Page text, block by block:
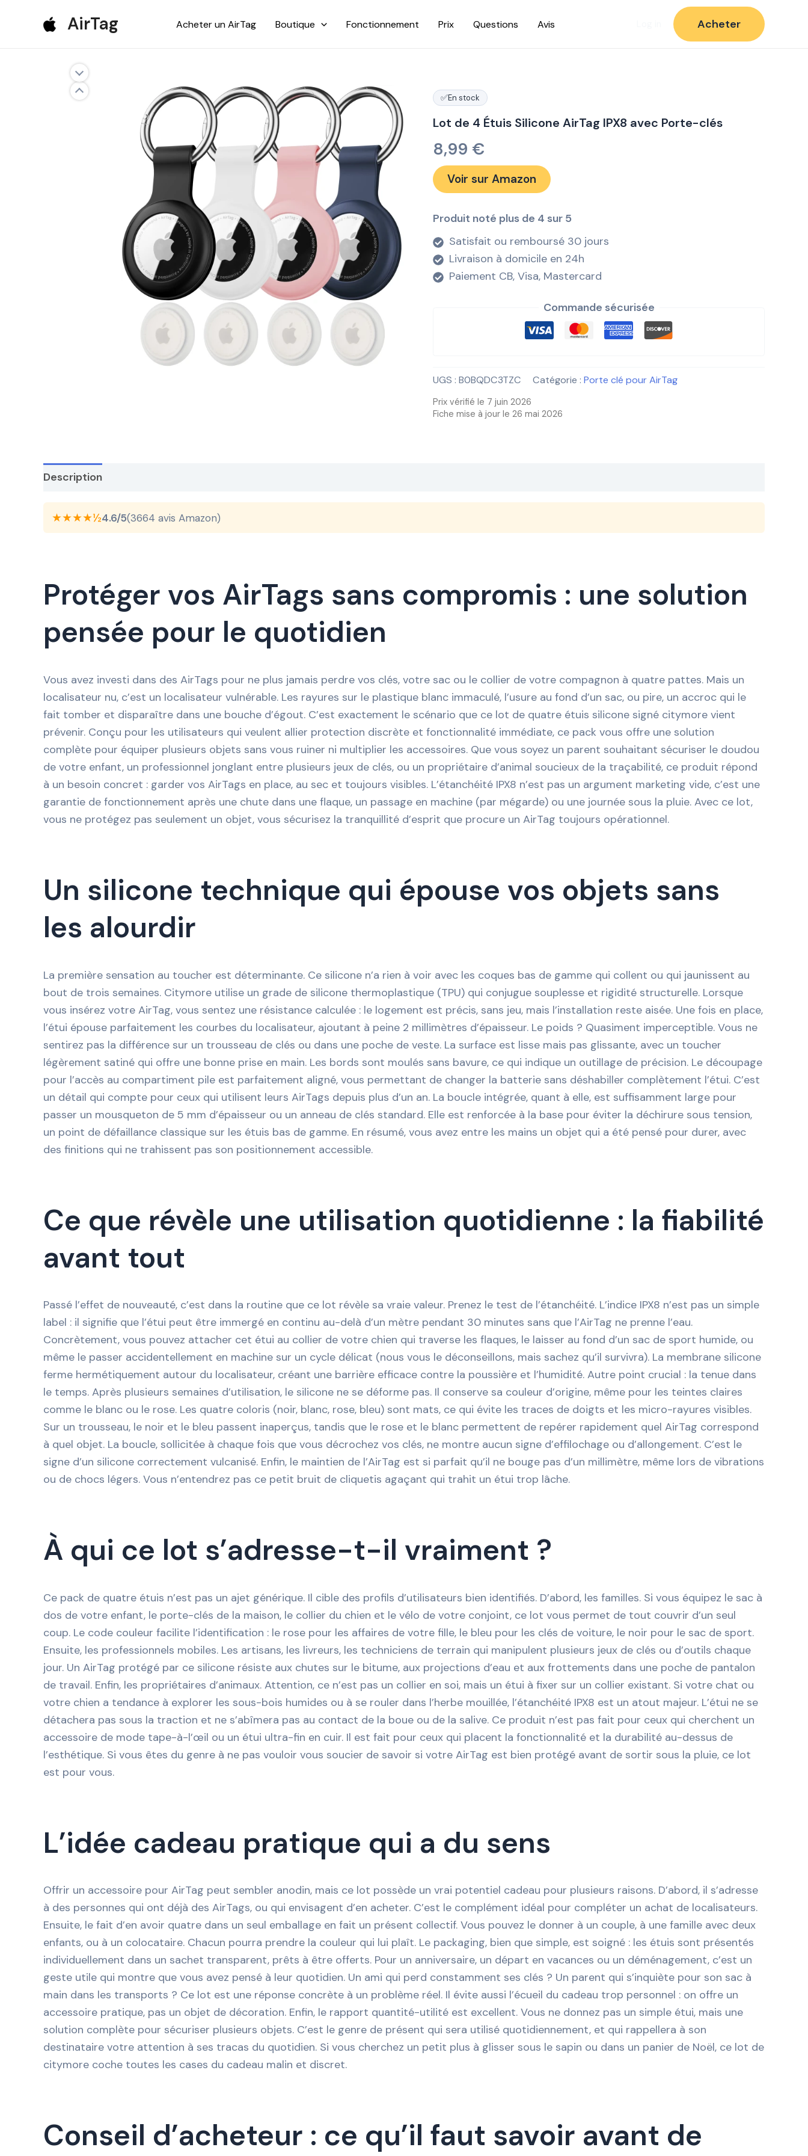
AirTag Acheter un AirTag Boutique Fonctionnement Prix Questions Avis Acheter
✅En stock
Lot de 4 Étuis Silicone AirTag IPX8 avec Porte-clés
8,99 €
Voir sur Amazon
Produit noté plus de 4 sur 5
Satisfait ou remboursé 30 jours
Livraison à domicile en 24h
Paiement CB, Visa, Mastercard
Commande sécurisée
UGS : B0BQDC3TZC Catégorie : Porte clé pour AirTag
Prix vérifié le 7 juin 2026
Fiche mise à jour le 26 mai 2026
Description
★★★★½4.6/5(3664 avis Amazon)
Protéger vos AirTags sans compromis : une solution
pensée pour le quotidien
Vous avez investi dans des AirTags pour ne plus jamais perdre vos clés, votre sac ou le collier de votre compagnon à quatre pattes. Mais un
localisateur nu, c’est un localisateur vulnérable. Les rayures sur le plastique blanc immaculé, l’usure au fond d’un sac, ou pire, un accroc qui le
fait tomber et disparaître dans une bouche d’égout. C’est exactement le scénario que ce lot de quatre étuis silicone signé citymore vient
prévenir. Conçu pour les utilisateurs qui veulent allier protection discrète et fonctionnalité immédiate, ce pack vous offre une solution
complète pour équiper plusieurs objets sans vous ruiner ni multiplier les accessoires. Que vous soyez un parent souhaitant sécuriser le doudou
de votre enfant, un professionnel jonglant entre plusieurs jeux de clés, ou un propriétaire d’animal soucieux de la traçabilité, ce produit répond
à un besoin concret : garder vos AirTags en place, au sec et toujours visibles. L’étanchéité IPX8 n’est pas un argument marketing vide, c’est une
garantie de fonctionnement après une chute dans une flaque, un passage en machine (par mégarde) ou une journée sous la pluie. Avec ce lot,
vous ne protégez pas seulement un objet, vous sécurisez la tranquillité d’esprit que procure un AirTag toujours opérationnel.
Un silicone technique qui épouse vos objets sans
les alourdir
La première sensation au toucher est déterminante. Ce silicone n’a rien à voir avec les coques bas de gamme qui collent ou qui jaunissent au
bout de trois semaines. Citymore utilise un grade de silicone thermoplastique (TPU) qui conjugue souplesse et rigidité structurelle. Lorsque
vous insérez votre AirTag, vous sentez une résistance calculée : le logement est précis, sans jeu, mais l’installation reste aisée. Une fois en place,
l’étui épouse parfaitement les courbes du localisateur, ajoutant à peine 2 millimètres d’épaisseur. Le poids ? Quasiment imperceptible. Vous ne
sentirez pas la différence sur un trousseau de clés ou dans une poche de veste. La surface est lisse mais pas glissante, avec un toucher
légèrement satiné qui offre une bonne prise en main. Les bords sont moulés sans bavure, ce qui indique un outillage de précision. Le découpage
pour l’accès au compartiment pile est parfaitement aligné, vous permettant de changer la batterie sans déshabiller complètement l’étui. C’est
un détail qui compte pour ceux qui utilisent leurs AirTags depuis plus d’un an. La boucle intégrée, quant à elle, est suffisamment large pour
passer un mousqueton de 5 mm d’épaisseur ou un anneau de clés standard. Elle est renforcée à la base pour éviter la déchirure sous tension,
un point de défaillance classique sur les étuis bas de gamme. En résumé, vous avez entre les mains un objet qui a été pensé pour durer, avec
des finitions qui ne trahissent pas son positionnement accessible.
Ce que révèle une utilisation quotidienne : la fiabilité
avant tout
Passé l’effet de nouveauté, c’est dans la routine que ce lot révèle sa vraie valeur. Prenez le test de l’étanchéité. L’indice IPX8 n’est pas un simple
label : il signifie que l’étui peut être immergé en continu au-delà d’un mètre pendant 30 minutes sans que l’AirTag ne prenne l’eau.
Concrètement, vous pouvez attacher cet étui au collier de votre chien qui traverse les flaques, le laisser au fond d’un sac de sport humide, ou
même le passer accidentellement en machine sur un cycle délicat (nous vous le déconseillons, mais sachez qu’il survivra). La membrane silicone
ferme hermétiquement autour du localisateur, créant une barrière efficace contre la poussière et l’humidité. Autre point crucial : la tenue dans
le temps. Après plusieurs semaines d’utilisation, le silicone ne se déforme pas. Il conserve sa couleur d’origine, même pour les teintes claires
comme le blanc ou le rose. Les quatre coloris (noir, blanc, rose, bleu) sont mats, ce qui évite les traces de doigts et les micro-rayures visibles.
Sur un trousseau, le noir et le bleu passent inaperçus, tandis que le rose et le blanc permettent de repérer rapidement quel AirTag correspond
à quel objet. La boucle, sollicitée à chaque fois que vous décrochez vos clés, ne montre aucun signe d’effilochage ou d’allongement. C’est le
signe d’un silicone correctement vulcanisé. Enfin, le maintien de l’AirTag est si parfait qu’il ne bouge pas d’un millimètre, même lors de vibrations
ou de chocs légers. Vous n’entendrez pas ce petit bruit de cliquetis agaçant qui trahit un étui trop lâche.
À qui ce lot s’adresse-t-il vraiment ?
Ce pack de quatre étuis n’est pas un ajet générique. Il cible des profils d’utilisateurs bien identifiés. D’abord, les familles. Si vous équipez le sac à
dos de votre enfant, le porte-clés de la maison, le collier du chien et le vélo de votre conjoint, ce lot vous permet de tout couvrir d’un seul
coup. Le code couleur facilite l’identification : le rose pour les affaires de votre fille, le bleu pour les clés de voiture, le noir pour le sac de sport.
Ensuite, les professionnels mobiles. Les artisans, les livreurs, les techniciens de terrain qui manipulent plusieurs jeux de clés ou d’outils chaque
jour. Un AirTag protégé par ce silicone résiste aux chutes sur le bitume, aux projections d’eau et aux frottements dans une poche de pantalon
de travail. Enfin, les propriétaires d’animaux. Attention, ce n’est pas un collier en soi, mais un étui à fixer sur un collier existant. Si votre chat ou
votre chien a tendance à explorer les sous-bois humides ou à se rouler dans l’herbe mouillée, l’étanchéité IPX8 est un atout majeur. L’étui ne se
détachera pas sous la traction et ne s’abîmera pas au contact de la boue ou de la salive. Ce produit n’est pas fait pour ceux qui cherchent un
accessoire de mode tape-à-l’œil ou un étui ultra-fin en cuir. Il est fait pour ceux qui placent la fonctionnalité et la durabilité au-dessus de
l’esthétique. Si vous êtes du genre à ne pas vouloir vous soucier de savoir si votre AirTag est bien protégé avant de sortir sous la pluie, ce lot
est pour vous.
L’idée cadeau pratique qui a du sens
Offrir un accessoire pour AirTag peut sembler anodin, mais ce lot possède un vrai potentiel cadeau pour plusieurs raisons. D’abord, il s’adresse
à des personnes qui ont déjà des AirTags, ou qui envisagent d’en acheter. C’est le complément idéal pour compléter un achat de localisateurs.
Ensuite, le fait d’en avoir quatre dans un seul emballage en fait un présent collectif. Vous pouvez le donner à un couple, à une famille avec deux
enfants, ou à un colocataire. Chacun pourra prendre la couleur qui lui plaît. Le packaging, bien que simple, est soigné : les étuis sont présentés
individuellement dans un sachet transparent, prêts à être offerts. Pour un anniversaire, un départ en vacances ou un déménagement, c’est un
geste utile qui montre que vous avez pensé à leur quotidien. Un ami qui perd constamment ses clés ? Un parent qui s’inquiète pour son sac à
main dans les transports ? Ce lot est une réponse concrète à un problème réel. Il évite aussi l’écueil du cadeau trop personnel : on offre un
accessoire pratique, pas un objet de décoration. Enfin, le rapport quantité-utilité est excellent. Vous ne donnez pas un simple étui, mais une
solution complète pour sécuriser plusieurs objets. C’est le genre de présent qui sera utilisé quotidiennement, et qui rappellera à son
destinataire votre attention à ses tracas du quotidien. Si vous cherchez un petit plus à glisser sous le sapin ou dans un panier de Noël, ce lot de
citymore coche toutes les cases du cadeau malin et discret.
Conseil d’acheteur : ce qu’il faut savoir avant de